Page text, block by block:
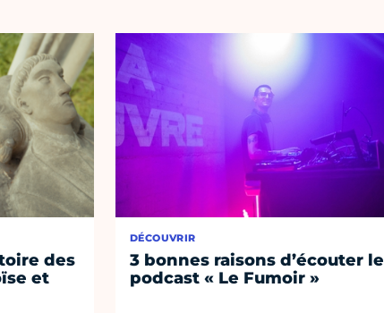
des
et
DÉCOUVRIR
3 bonnes raisons d’écouter le
podcast « Le Fumoir »